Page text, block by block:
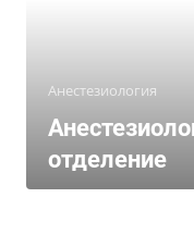
Анестезиология
отделение